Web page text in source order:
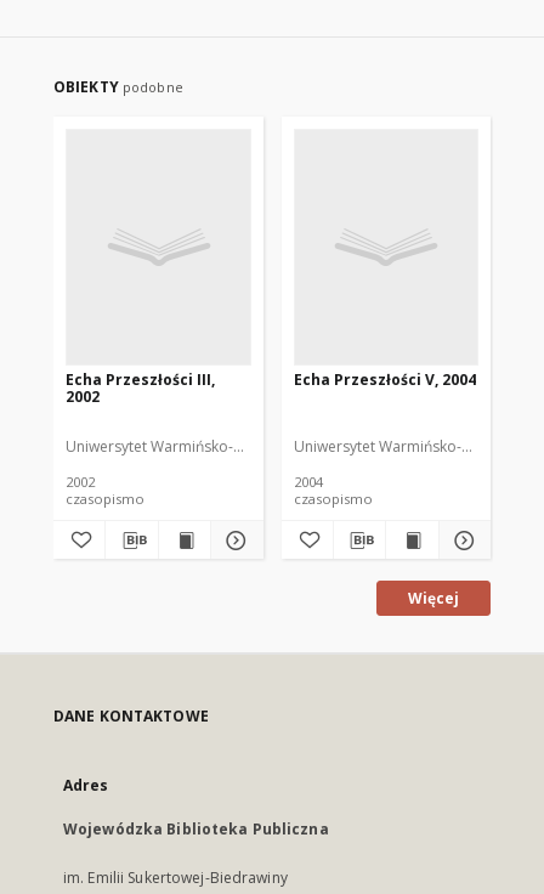
OBIEKTY podobne
Echa Przeszłości III,
2002
Uniwersytet Warmińsko-Mazurski
2002
czasopismo
Echa Przeszłości V, 2004
Uniwersytet Warmińsko-Mazurski
2004
czasopismo
Więcej
DANE KONTAKTOWE
Adres
Wojewódzka Biblioteka Publiczna
im. Emilii Sukertowej-Biedrawiny